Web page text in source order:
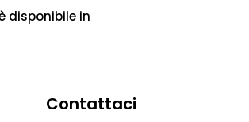
disponibile in
Contattaci